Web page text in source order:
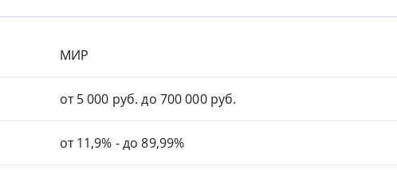
МИР
от 5 000 руб. до 700 000 руб.
от 11,9% - до 89,99%